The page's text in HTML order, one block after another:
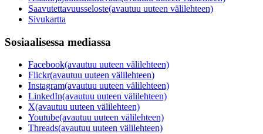
Saavutettavuusseloste(avautuu uuteen välilehteen)
Sivukartta
Sosiaalisessa mediassa
Facebook(avautuu uuteen välilehteen)
Flickr(avautuu uuteen välilehteen)
Instagram(avautuu uuteen välilehteen)
LinkedIn(avautuu uuteen välilehteen)
X(avautuu uuteen välilehteen)
Youtube(avautuu uuteen välilehteen)
Threads(avautuu uuteen välilehteen)